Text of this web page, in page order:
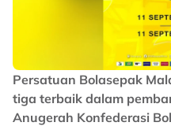
Persatuan Bolasepak
tiga terbaik dalam
Anugerah Konfederasi